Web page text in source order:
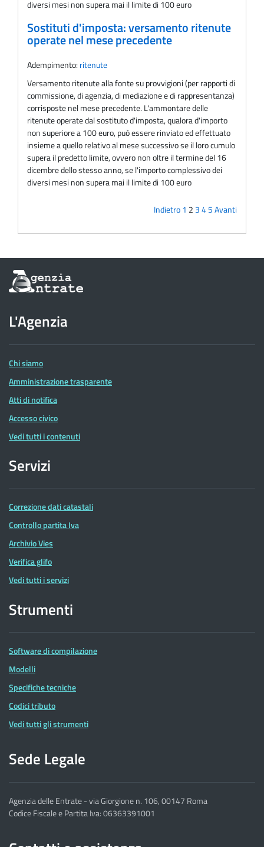
diversi mesi non supera mai il limite di 100 euro
Sostituti d'imposta: versamento ritenute
operate nel mese precedente
Adempimento: ritenute
Versamento ritenute alla fonte su provvigioni (per rapporti di
commissione, di agenzia, di mediazione e di rappresentanza)
corrisposte nel mese precedente. L'ammontare delle
ritenute operate dal sostituto d'imposta, qualora d'importo
non superiore a 100 euro, può essere rinviato ed effettuato
insieme a quello relativo al mese successivo se il loro cumulo
supera il predetto limite, ovvero non oltre il termine del 16
dicembre dello stesso anno, se l'importo complessivo dei
diversi mesi non supera mai il limite di 100 euro
Indietro1 2 345Avanti
Informazioni
sul
dell'Agenzia
delle
Entrate
L'Agenzia
Chi siamo
Amministrazione trasparente
Atti di notifica
Accesso civico
Vedi tutti i contenuti
Servizi
Correzione dati catastali
Controllo partita Iva
Archivio Vies
Verifica glifo
Vedi tutti i servizi
Strumenti
Software di compilazione
Modelli
Specifiche tecniche
Codici tributo
Vedi tutti gli strumenti
Sede Legale
Agenzia delle Entrate - via Giorgione n. 106, 00147 Roma
Codice Fiscale e Partita Iva: 06363391001